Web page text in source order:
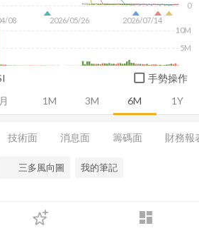
dashboard
下單
月 1M 3M 6M 1Y
08 2026/05/26 2026/07/14
0
5M
10M
手勢操作
技術面 消息面 籌碼面 財務報
三多風向圖 我的筆記